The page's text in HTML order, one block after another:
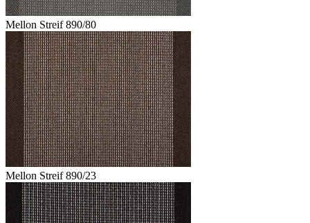
Mellon Streif 890/80
Mellon Streif 890/23